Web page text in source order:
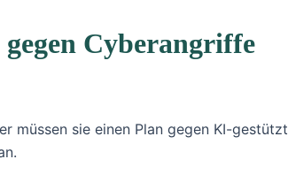
Cyberangriffe
müssen sie einen Plan gegen KI-